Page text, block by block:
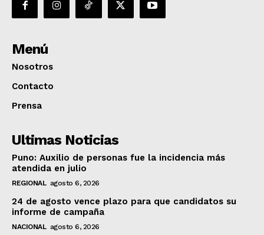
Menú
Nosotros
Contacto
Prensa
Ultimas Noticias
Puno: Auxilio de personas fue la incidencia más
atendida en julio
REGIONAL agosto 6, 2026
24 de agosto vence plazo para que candidatos su
informe de campaña
NACIONAL agosto 6, 2026